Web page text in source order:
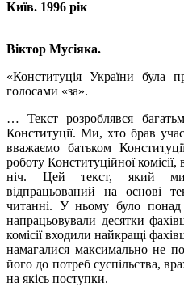
Київ. 1996 рік
Віктор Мусіяка.
«Конституція України була
голосами «за».
… Текст розроблявся
Конституції. Ми, хто брав
вважаємо батьком
роботу Конституційної
ніч. Цей текст, який ми
відпрацьований на основі
читанні. У ньому було понад
напрацьовували десятки
комісії входили найкращі
намагалися максимально не
його до потреб суспільства,
на якісь поступки.